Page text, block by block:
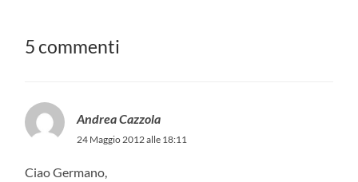
5 commenti
Andrea Cazzola
24 Maggio 2012 alle 18:11
Ciao Germano,